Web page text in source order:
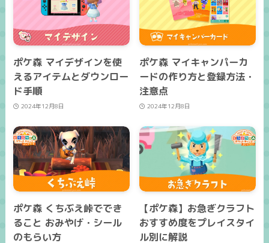
ポケ森 マイデザインを使
えるアイテムとダウンロー
ド手順
2024年12月8日
ポケ森 マイキャンパーカ
ードの作り方と登録方法・
注意点
2024年12月8日
ポケ森 くちぶえ峠ででき
ること おみやげ・シール
のもらい方
【ポケ森】お急ぎクラフト
おすすめ度をプレイスタイ
ル別に解説